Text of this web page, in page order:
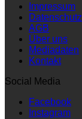
Impressum
Datenschutz
AGB
Über uns
Mediadaten
Kontakt
Social Media
Facebook
Instagram